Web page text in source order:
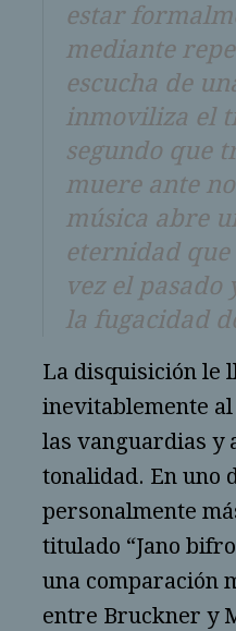
estar
mediante
escucha de
inmoviliza el
segundo que
muere ante
música abre
eternidad
vez el
la fugacidad
La disquisición le
inevitablemente
las vanguardias y
tonalidad. En uno
personalmente
titulado “Jano
una comparación
entre Bruckner y